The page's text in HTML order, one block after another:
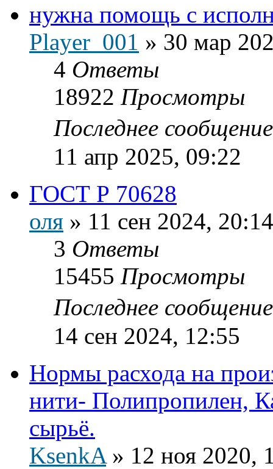
нужна помощь с
Player_001 » 30 мар
4 Ответы
18922 Просмотры
Последнее
11 апр 2025, 09:22
ГОСТ Р 70628
оля » 11 сен 2024, 20:14
3 Ответы
15455 Просмотры
Последнее
14 сен 2024, 12:55
Нормы расхода на
нити- Полипропилен,
сырьё.
KsenkA» 12 ноя 2020,